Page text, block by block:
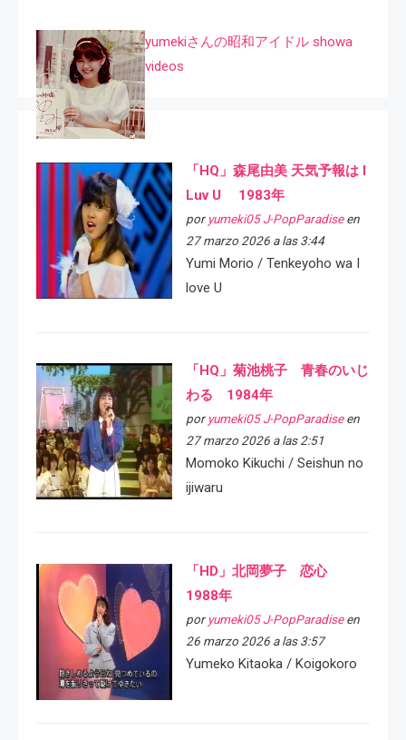
yumekiさんの昭和アイドル showa
videos
「HQ」森尾由美 天気予報は I
Luv U 1983年
por yumeki05 J-PopParadiseen
27 marzo 2026 a las 3:44
Yumi Morio / Tenkeyoho wa I
love U
「HQ」菊池桃子 青春のいじ
わる 1984年
por yumeki05 J-PopParadiseen
27 marzo 2026 a las 2:51
Momoko Kikuchi / Seishun no
ijiwaru
「HD」北岡夢子 恋心
1988年
por yumeki05 J-PopParadiseen
26 marzo 2026 a las 3:57
Yumeko Kitaoka / Koigokoro